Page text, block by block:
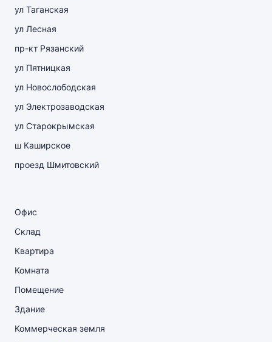
ул Таганская
ул Лесная
пр-кт Рязанский
ул Пятницкая
ул Новослободская
ул Электрозаводская
ул Старокрымская
ш Каширское
проезд Шмитовский
Офис
Склад
Квартира
Комната
Помещение
Здание
Коммерческая земля